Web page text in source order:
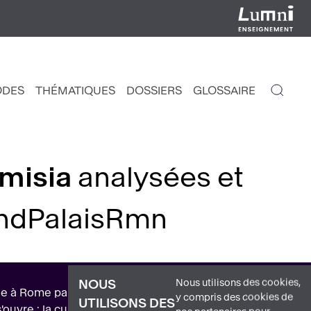
NOUS
UTILISONS DES
Nous utilisons des cookies,
y compris des cookies de
THÉMATIQUES DOSSIERS GLOSSAIRE
analysées et
à Rome par son père, Orazio Gentileschi, elle